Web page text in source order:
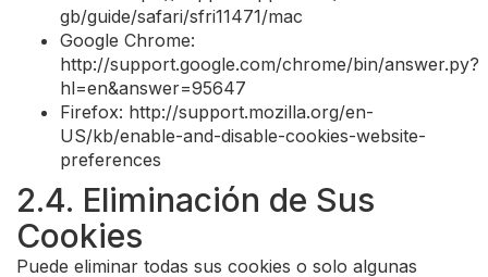
gb/guide/safari/sfri11471/mac
Google Chrome:
http://support.google.com/chrome/bin/answer.py?
hl=en&answer=95647
Firefox: http://support.mozilla.org/en-
US/kb/enable-and-disable-cookies-website-
preferences
2.4. Eliminación de Sus
Cookies
Puede eliminar todas sus cookies o solo algunas